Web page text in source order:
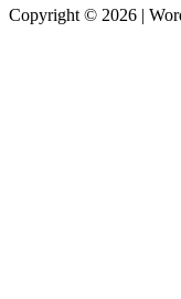
Copyright © 2026 |